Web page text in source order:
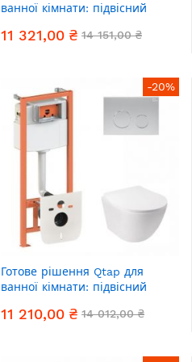
ванної кімнати: підвісний
комплект інсталяції Nest 4 в 1
11 321,00 ₴ 14 151,00 ₴
-20%
Готове рішення Qtap для
ванної кімнати: підвісний
комплект інсталяції Nest 4 в 1
11 210,00 ₴ 14 012,00 ₴